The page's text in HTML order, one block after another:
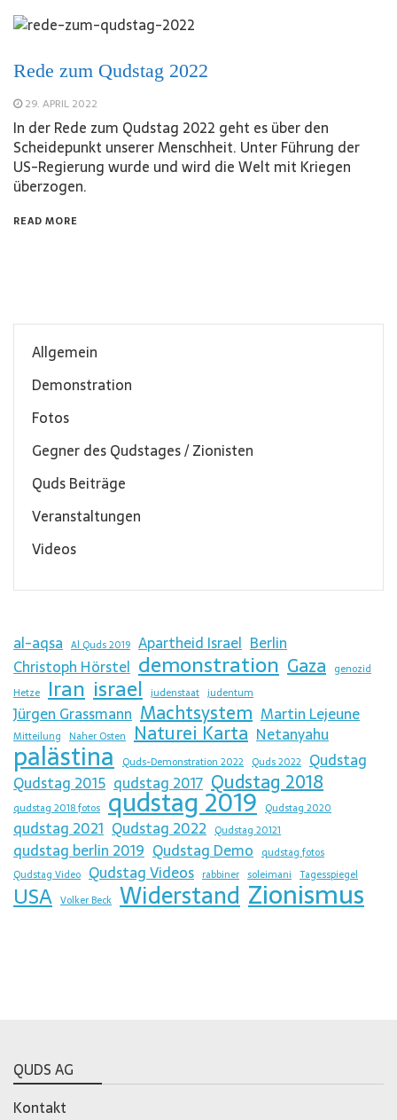
Rede zum Qudstag 2022
29. APRIL 2022
In der Rede zum Qudstag 2022 geht es über den
Scheidepunkt unserer Menschheit. Unter Führung der
US-Regierung wurde und wird die Welt mit Kriegen
überzogen.
READ MORE
Allgemein
Demonstration
Fotos
Gegner des Qudstages / Zionisten
Quds Beiträge
Veranstaltungen
Videos
al-aqsa Al Quds 2019 Apartheid Israel Berlin
Christoph Hörstel demonstration Gaza genozid
Hetze Iran israel judenstaat judentum
Jürgen Grassmann Machtsystem Martin Lejeune
Mitteilung Naher Osten Naturei Karta Netanyahu
palästina Quds-Demonstration 2022 Quds 2022 Qudstag
Qudstag 2015 qudstag 2017 Qudstag 2018
qudstag 2018 fotos qudstag 2019 Qudstag 2020
qudstag 2021 Qudstag 2022 Qudstag 20121
qudstag berlin 2019 Qudstag Demo qudstag fotos
Qudstag Video Qudstag Videos rabbiner soleimani Tagesspiegel
USA Volker Beck Widerstand Zionismus
QUDS AG
Kontakt